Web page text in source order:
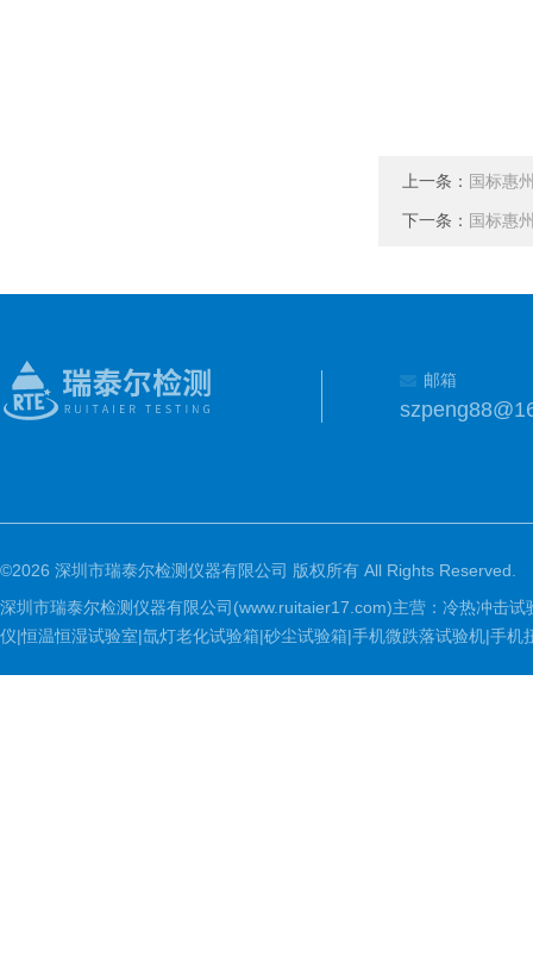
上一条： 国标惠
下一条： 国标惠
邮箱
©2026 深圳市瑞泰尔检测仪器有限公司 版权所有 All Rights Reserved.
深圳市瑞泰尔检测仪器有限公司(www.ruitaier17.com)主营：冷热冲击
仪|恒温恒湿试验室|氙灯老化试验箱|砂尘试验箱|手机微跌落试验机|手机